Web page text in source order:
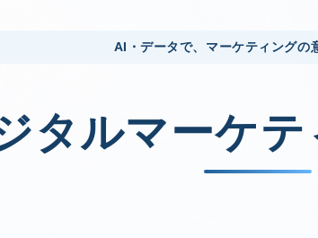
AI・データで、マーケティングの
タルマーケ